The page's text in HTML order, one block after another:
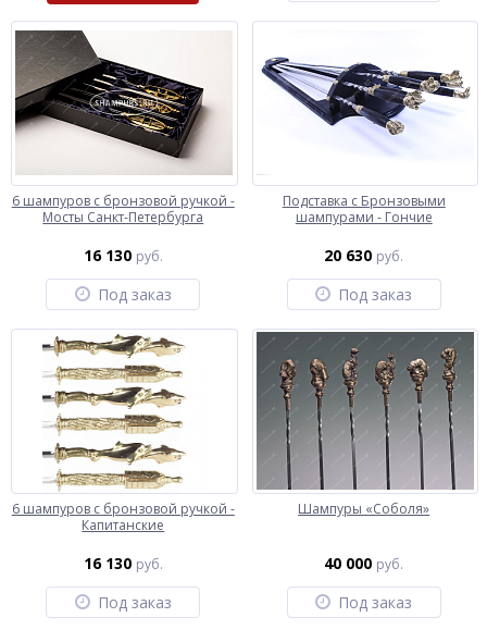
6 шампуров с бронзовой ручкой -
Мосты Санкт-Петербурга
16 130 руб.
Под заказ
Подставка с Бронзовыми
шампурами - Гончие
20 630 руб.
Под заказ
6 шампуров с бронзовой ручкой -
Капитанские
16 130 руб.
Под заказ
Шампуры «Соболя»
40 000 руб.
Под заказ